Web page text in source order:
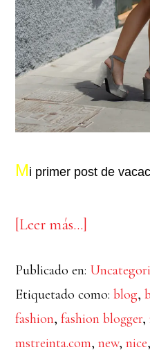
Mi primer post de
[Leer más…]
Casual
Publicado en:
Etiquetado como:blog,
fashion,fashion blogger,
mstreinta.com,new,nice